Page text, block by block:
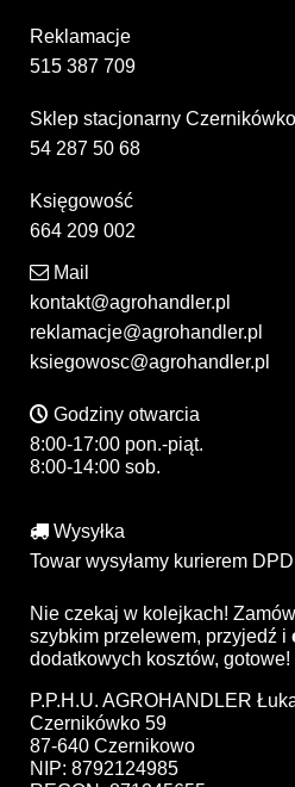
Reklamacje
515 387 709
Sklep stacjonarny
54 287 50 68
Księgowość
664 209 002
Mail
kontakt@agrohandler.pl
reklamacje@agrohandler.pl
ksiegowosc@agrohandler.pl
Godziny otwarcia
8:00-17:00 pon.-piąt.
8:00-14:00 sob.
Wysyłka
Towar wysyłamy kurierem
Nie czekaj w kolejkach!
szybkim przelewem, przyjedź i
dodatkowych kosztów, gotowe!
P.P.H.U. AGROHANDLER
Czernikówko 59
87-640 Czernikowo
NIP: 8792124985